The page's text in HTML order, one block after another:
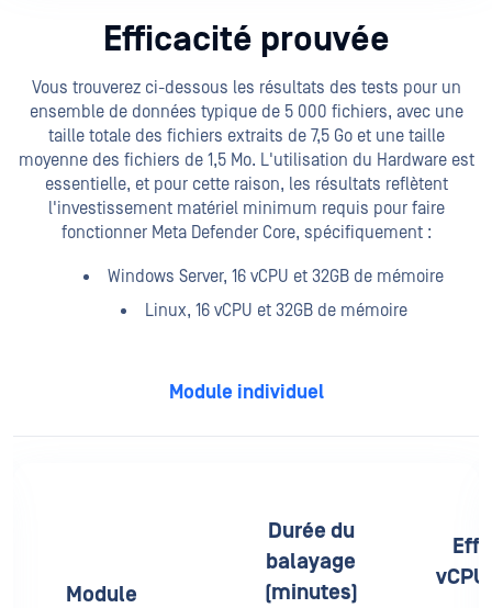
Efficacité prouvée
Vous trouverez ci-dessous les résultats des tests pour un
ensemble de données typique de 5 000 fichiers, avec une
taille totale des fichiers extraits de 7,5 Go et une taille
moyenne des fichiers de 1,5 Mo. L'utilisation du Hardware est
essentielle, et pour cette raison, les résultats reflètent
l'investissement matériel minimum requis pour faire
fonctionner Meta Defender Core, spécifiquement :
Windows Server, 16 vCPU et 32GB de mémoire
Linux, 16 vCPU et 32GB de mémoire
Millisecondes
Traitement /
Module individuel
Module
Durée du
balayage
(minutes)